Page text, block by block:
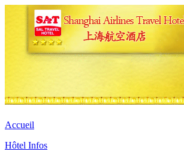
Accueil
Hôtel Infos